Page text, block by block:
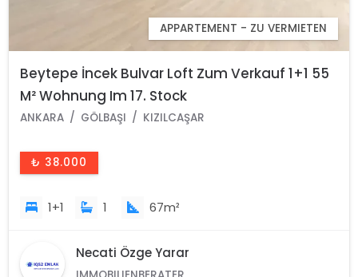
APPARTEMENT - ZU VERMIETEN
Beytepe İncek Bulvar Loft Zum Verkauf 1+1 55
M² Wohnung Im 17. Stock
ANKARA GÖLBAŞI KIZILCAŞAR
₺ 38.000
1+1 1 67m²
Necati Özge Yarar